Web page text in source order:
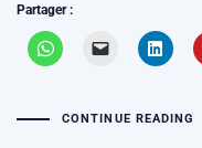
Partager :
CONTINUE READING